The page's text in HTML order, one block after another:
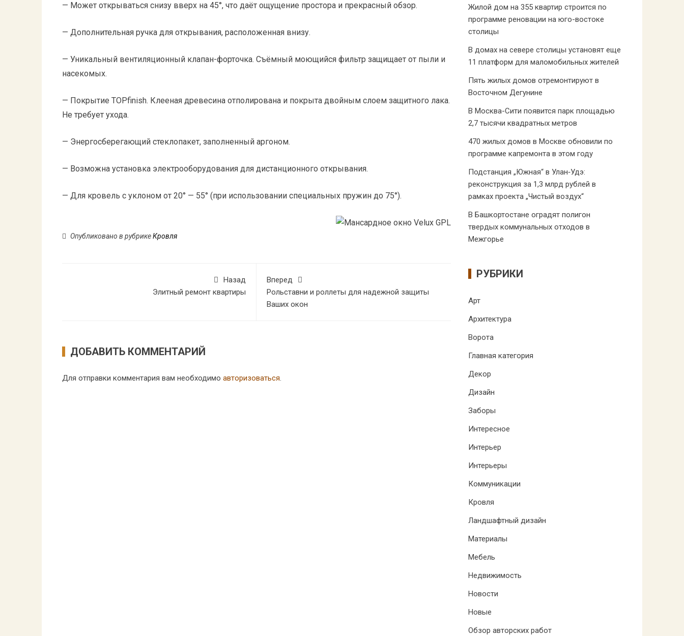
— Может открываться снизу вверх на 45°, что даёт ощущение простора и прекрасный обзор.
— Дополнительная ручка для открывания, расположенная внизу.
— Уникальный вентиляционный клапан-форточка. Съёмный моющийся фильтр защищает от пыли и
насекомых.
— Покрытие TOPfinish. Клееная древесина отполирована и покрыта двойным слоем защитного лака.
Не требует ухода.
— Энергосберегающий стеклопакет, заполненный аргоном.
— Возможна установка электрооборудования для дистанционного открывания.
— Для кровель с уклоном от 20° — 55° (при использовании специальных пружин до 75°).
Опубликовано в рубрикеКровля
Назад
Элитный ремонт квартиры
Вперед
Рольставни и роллеты для надежной защиты
Ваших окон
ДОБАВИТЬ КОММЕНТАРИЙ
Для отправки комментария вам необходимо авторизоваться.
Жилой дом на 355 квартир строится по
программе реновации на юго-востоке
столицы
В домах на севере столицы установят еще
11 платформ для маломобильных жителей
Пять жилых домов отремонтируют в
Восточном Дегунине
В Москва-Сити появится парк площадью
2,7 тысячи квадратных метров
470 жилых домов в Москве обновили по
программе капремонта в этом году
Подстанция „Южная“ в Улан‑Удэ:
реконструкция за 1,3 млрд рублей в
рамках проекта „Чистый воздух“
В Башкортостане оградят полигон
твердых коммунальных отходов в
Межгорье
РУБРИКИ
Арт
Архитектура
Ворота
Главная категория
Декор
Дизайн
Заборы
Интересное
Интерьер
Интерьеры
Коммуникации
Кровля
Ландшафтный дизайн
Материалы
Мебель
Недвижимость
Новости
Новые
Обзор авторских работ